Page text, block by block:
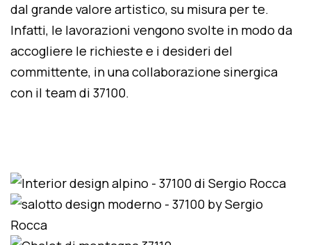
dal grande valore artistico, su misura per te.
Infatti, le lavorazioni vengono svolte in modo da
accogliere le richieste e i desideri del
committente, in una collaborazione sinergica
con il team di 37100.